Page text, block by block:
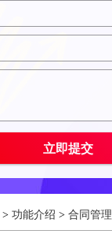
> 功能介绍 > 合同管理